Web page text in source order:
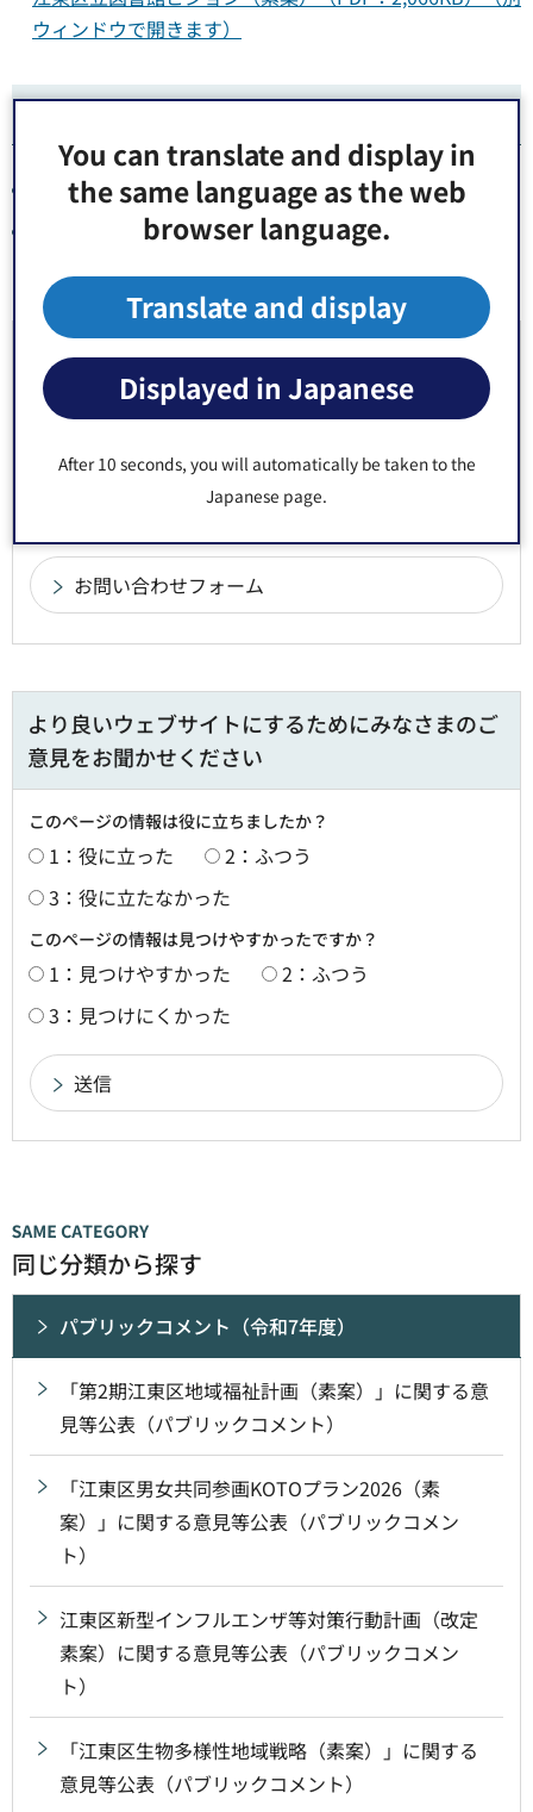
You can translate and display in
the same language as the web
browser language.
Translate and display
Displayed in Japanese
After 10 seconds, you will automatically be taken to the
Japanese page.
ウィンドウで開きます）
関連ページ
江東区立図書館経営方針
江東区立図書館-事業概要・計画等（外部サイトへリン
お問い合わせ先
教育委員会事務局 江東図書館 管理係
郵便番号136-0076 東京都江東区南砂6丁目7番52号
03-3640-3154
より良いウェブサイトにするためにみなさまのご
意見をお聞かせください
このページの情報は役に立ちましたか？
1：役に立った
2：ふつう
3：役に立たなかった
このページの情報は見つけやすかったですか？
1：見つけやすかった
2：ふつう
3：見つけにくかった
同じ分類から探す
パブリックコメント（令和7年度）
「第2期江東区地域福祉計画（素案）」に関する意
見等公表（パブリックコメント）
「江東区男女共同参画KOTOプラン2026（素
案）」に関する意見等公表（パブリックコメン
ト）
江東区新型インフルエンザ等対策行動計画（改定
素案）に関する意見等公表（パブリックコメン
ト）
「江東区生物多様性地域戦略（素案）」に関する
意見等公表（パブリックコメント）